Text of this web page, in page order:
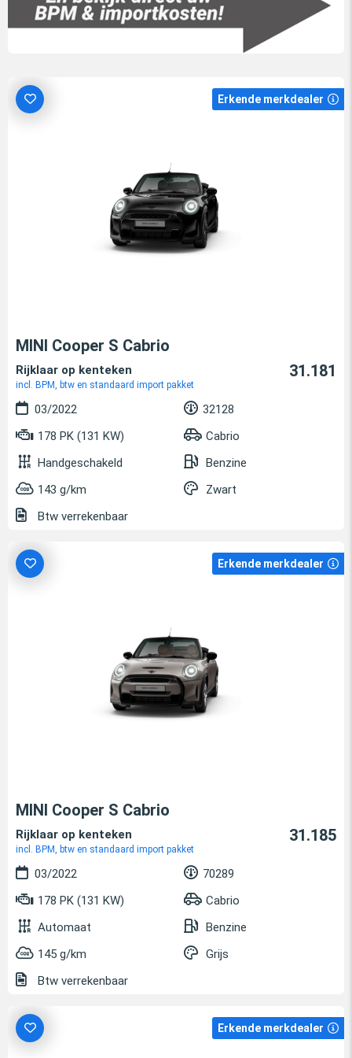
Erkende merkdealer
MINI Cooper S Cabrio
Rijklaar op kenteken
incl. BPM, btw en standaard import pakket
31.181
03/2022
32128
178 PK (131 KW)
Cabrio
Handgeschakeld
Benzine
143 g/km
Zwart
Btw verrekenbaar
Erkende merkdealer
MINI Cooper S Cabrio
Rijklaar op kenteken
incl. BPM, btw en standaard import pakket
31.185
03/2022
70289
178 PK (131 KW)
Cabrio
Automaat
Benzine
145 g/km
Grijs
Btw verrekenbaar
Erkende merkdealer